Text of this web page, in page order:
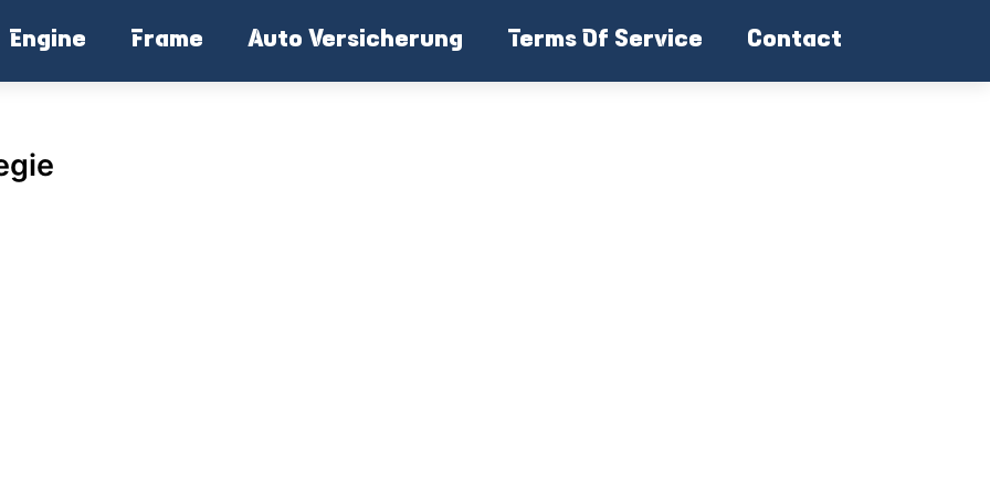
Engine Frame Auto Versicherung Terms Of Service Contact